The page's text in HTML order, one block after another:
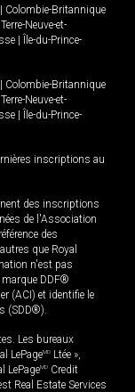
| Colombie-Britannique
Terre-Neuve-et-
| Île-du-Prince-
| Colombie-Britannique
Terre-Neuve-et-
| Île-du-Prince-
inscriptions au
des inscriptions
de l'Association
des
que Royal
n'est pas
marque DDF®
(ACI) et identifie le
(SDD®).
Les bureaux
LePageMD Ltée »,
LePageMD Credit
Real Estate Services